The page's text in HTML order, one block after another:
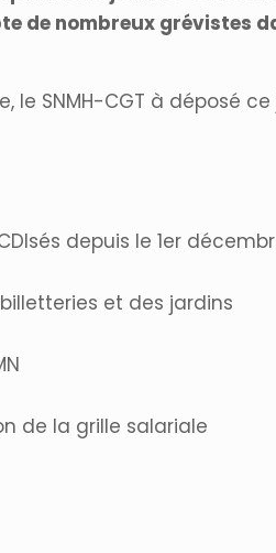
de nombreux grévistes
SNMH-CGT à déposé
depuis le 1er
et des jardins
de la grille salariale